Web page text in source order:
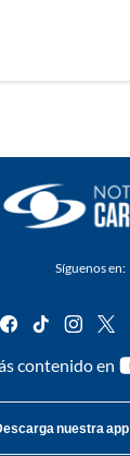
Síguenos en:
facebook
tiktok
contenido en
nuestra app